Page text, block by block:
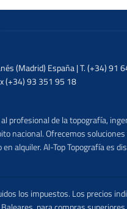
(Madrid) España | T. (+34) 91
(+34) 93 351 95 18
profesional de la topografía,
nacional. Ofrecemos
alquiler. Al-Top Topografía es
los impuestos. Los precios